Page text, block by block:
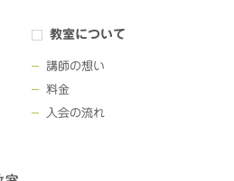
教室について
講師の想い
料金
入会の流れ